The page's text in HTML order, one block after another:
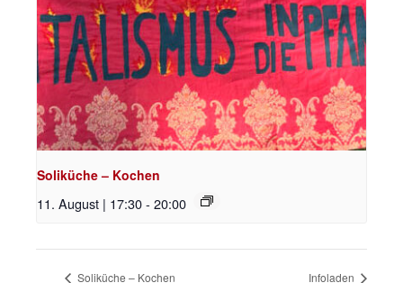
Soliküche – Kochen
11. August | 17:30- 20:00
Soliküche – Kochen Infoladen